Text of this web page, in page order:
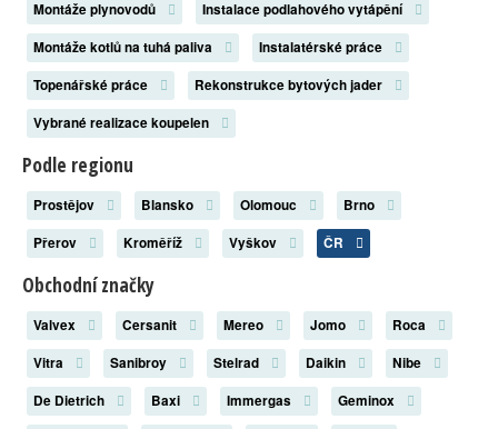
Montáže plynovodů
Instalace podlahového vytápění
Montáže kotlů na tuhá paliva
Instalatérské práce
Topenářské práce
Rekonstrukce bytových jader
Vybrané realizace koupelen
Podle regionu
Prostějov Blansko Olomouc
Brno
Přerov
Kroměříž Vyškov ČR
Obchodní značky
Valvex Cersanit Mereo Jomo
Roca
Vitra
Sanibroy Stelrad Daikin
Nibe
De Dietrich
Baxi Immergas
Geminox